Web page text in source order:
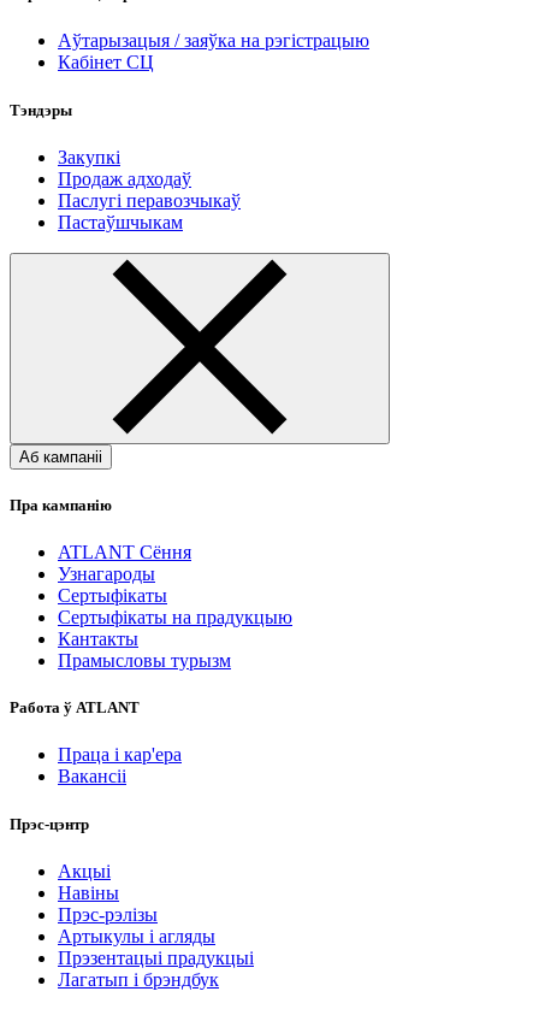
Аўтарызацыя / заяўка на рэгістрацыю
Кабінет СЦ
Тэндэры
Закупкі
Продаж адходаў
Паслугі перавозчыкаў
Пастаўшчыкам
Аб кампаніі
Пра кампанію
ATLANT Сёння
Узнагароды
Сертыфікаты
Сертыфікаты на прадукцыю
Кантакты
Прамысловы турызм
Работа ў ATLANT
Праца і кар'ера
Вакансіі
Прэс-цэнтр
Акцыі
Навіны
Прэс-рэлізы
Артыкулы і агляды
Прэзентацыі прадукцыі
Лагатып і брэндбук